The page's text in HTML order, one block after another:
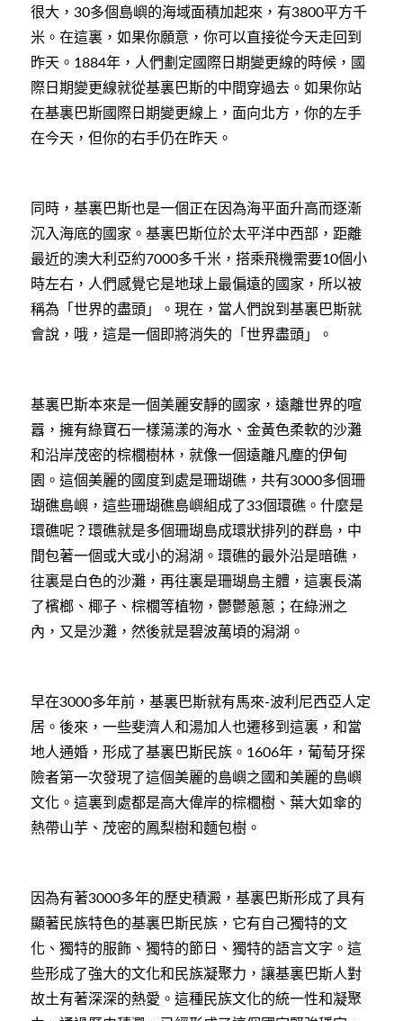
很大，30多個島嶼的海域面積加起來，有3800平方千
米。在這裏，如果你願意，你可以直接從今天走回到
昨天。 1884年，人們劃定國際日期變更線的時候，國
際日期變更線就從基裏巴斯的中間穿過去。如果你站
在基裏巴斯國際日期變更線上，面向北方，你的左手
在今天，但你的右手仍在昨天。
同時，基裏巴斯也是一個正在因為海平面升高而逐漸
沉入海底的國家。基裏巴斯位於太平洋中西部，距離
最近的澳大利亞約7000多千米，搭乘飛機需要10個小
時左右，人們感覺它是地球上最偏遠的國家，所以被
稱為「世界的盡頭」。現在，當人們說到基裏巴斯就
會說，哦，這是一個即將消失的「世界盡頭」。
基裏巴斯本來是一個美麗安靜的國家，遠離世界的喧
囂，擁有綠寶石一樣蕩漾的海水、金黃色柔軟的沙灘
和沿岸茂密的棕櫚樹林，就像一個遠離凡塵的伊甸
園。這個美麗的國度到處是珊瑚礁，共有3000多個珊
瑚礁島嶼，這些珊瑚礁島嶼組成了33個環礁。什麼是
環礁呢？環礁就是多個珊瑚島成環狀排列的群島，中
間包著一個或大或小的潟湖。環礁的最外沿是暗礁，
往裏是白色的沙灘，再往裏是珊瑚島主體，這裏長滿
了檳榔、椰子、棕櫚等植物，鬱鬱蔥蔥；在綠洲之
內，又是沙灘，然後就是碧波萬頃的潟湖。
早在3000多年前，基裏巴斯就有馬來-波利尼西亞人定
居。後來，一些斐濟人和湯加人也遷移到這裏，和當
地人通婚，形成了基裏巴斯民族。 1606年，葡萄牙探
險者第一次發現了這個美麗的島嶼之國和美麗的島嶼
文化。這裏到處都是高大偉岸的棕櫚樹、葉大如傘的
熱帶山芋、茂密的鳳梨樹和麵包樹。
因為有著3000多年的歷史積澱，基裏巴斯形成了具有
顯著民族特色的基裏巴斯民族，它有自己獨特的文
化、獨特的服飾、獨特的節日、獨特的語言文字。這
些形成了強大的文化和民族凝聚力，讓基裏巴斯人對
故土有著深深的熱愛。這種民族文化的統一性和凝聚